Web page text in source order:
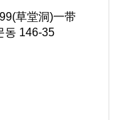
草堂洞)一带
동 146-35